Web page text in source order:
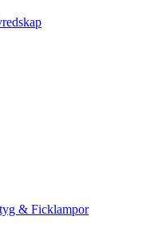
& Ficklampor